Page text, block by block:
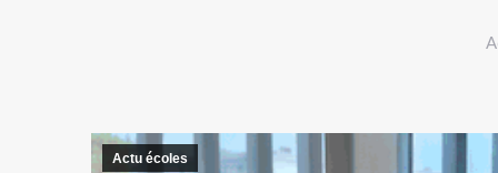
Actu écoles